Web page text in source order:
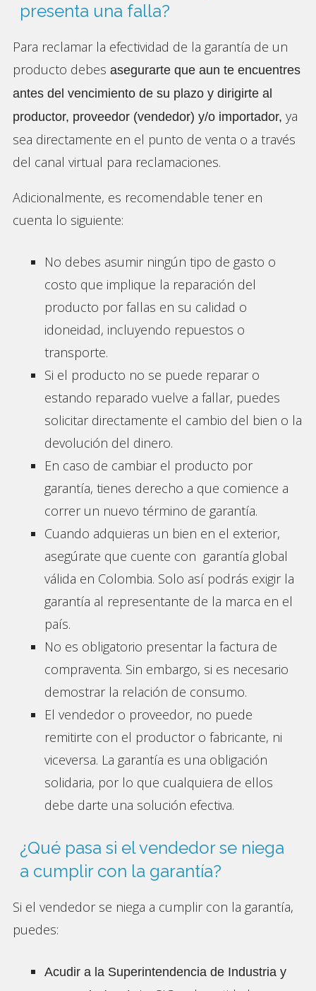
presenta una falla?
Para reclamar la efectividad de la garantía de un
producto debes asegurarte que aun te encuentres
antes del vencimiento de su plazo y dirigirte al
productor, proveedor (vendedor) y/o importador, ya
sea directamente en el punto de venta o a través
del canal virtual para reclamaciones.
Adicionalmente, es recomendable tener en
cuenta lo siguiente:
No debes asumir ningún tipo de gasto o
costo que implique la reparación del
producto por fallas en su calidad o
idoneidad, incluyendo repuestos o
transporte.
Si el producto no se puede reparar o
estando reparado vuelve a fallar, puedes
solicitar directamente el cambio del bien o la
devolución del dinero.
En caso de cambiar el producto por
garantía, tienes derecho a que comience a
correr un nuevo término de garantía.
Cuando adquieras un bien en el exterior,
asegúrate que cuente con garantía global
válida en Colombia. Solo así podrás exigir la
garantía al representante de la marca en el
país.
No es obligatorio presentar la factura de
compraventa. Sin embargo, si es necesario
demostrar la relación de consumo.
El vendedor o proveedor, no puede
remitirte con el productor o fabricante, ni
viceversa. La garantía es una obligación
solidaria, por lo que cualquiera de ellos
debe darte una solución efectiva.
¿Qué pasa si el vendedor se niega
a cumplir con la garantía?
Si el vendedor se niega a cumplir con la garantía,
puedes:
Acudir a la Superintendencia de Industria y